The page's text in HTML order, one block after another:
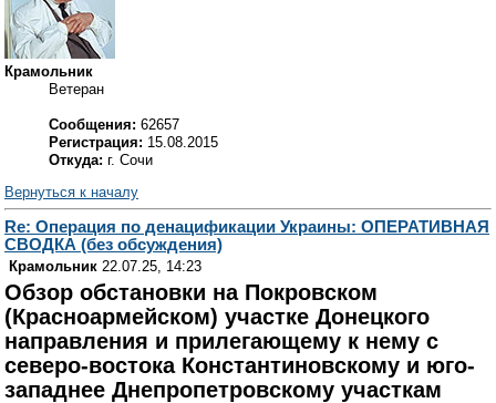
Крамольник
Ветеран
Сообщения: 62657
Регистрация: 15.08.2015
Откуда: г. Сочи
Вернуться к началу
Re: Операция по денацификации Украины: ОПЕРАТИВНАЯ
СВОДКА (без обсуждения)
Крамольник 22.07.25, 14:23
Обзор обстановки на Покровском
(Красноармейском) участке Донецкого
направления и прилегающему к нему с
северо-востока Константиновскому и юго-
западнее Днепропетровскому участкам